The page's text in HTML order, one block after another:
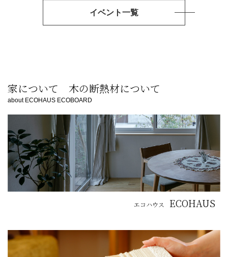
イベント一覧
家について 木の断熱材について
about ECOHAUS ECOBOARD
エコハウス ECOHAUS